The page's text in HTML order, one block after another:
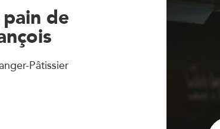
de
Pâtissier